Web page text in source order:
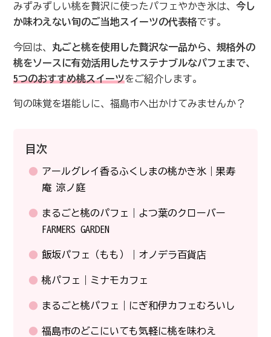
みずみずしい桃を贅沢に使ったパフェやかき氷は、 今し
か味わえない旬のご当地スイーツの代表格です。
今回は、 丸ごと桃を使用した贅沢な一品から、規格外の
桃をソースに有効活用したサステナブルなパフェまで、
5つのおすすめ桃スイーツをご紹介します。
旬の味覚を堪能しに、福島市へ出かけてみませんか？
目次
アールグレイ香るふくしまの桃かき氷｜果寿
庵 涼ノ庭
まるごと桃のパフェ｜よつ葉のクローバー
FARMERS GARDEN
飯坂パフェ（もも）｜オノデラ百貨店
桃パフェ｜ミナモカフェ
まるごと桃パフェ｜にぎ和伊カフェむろいし
福島市のどこにいても気軽に桃を味わえ